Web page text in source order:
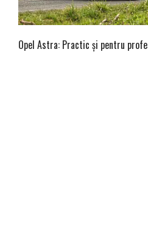
Opel Astra: Practic și pentru